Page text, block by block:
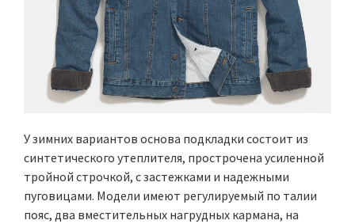
У зимних вариантов основа подкладки состоит из
синтетического утеплителя, прострочена усиленной
тройной строчкой, с застежками и надежными
пуговицами. Модели имеют регулируемый по талии
пояс, два вместительных нагрудных кармана, на